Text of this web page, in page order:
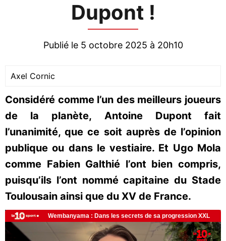
Dupont !
Publié le 5 octobre 2025 à 20h10
Axel Cornic
Considéré comme l’un des meilleurs joueurs
de la planète, Antoine Dupont fait
l’unanimité, que ce soit auprès de l’opinion
publique ou dans le vestiaire. Et Ugo Mola
comme Fabien Galthié l’ont bien compris,
puisqu’ils l’ont nommé capitaine du Stade
Toulousain ainsi que du XV de France.